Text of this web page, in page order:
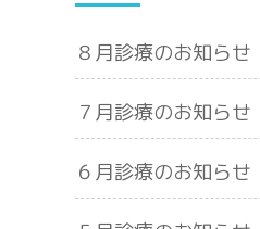
８月診療のお知らせ
７月診療のお知らせ
６月診療のお知らせ